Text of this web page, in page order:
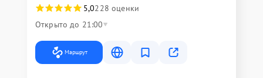
5,0228 оценки
Открыто до 21:00
Маршрут